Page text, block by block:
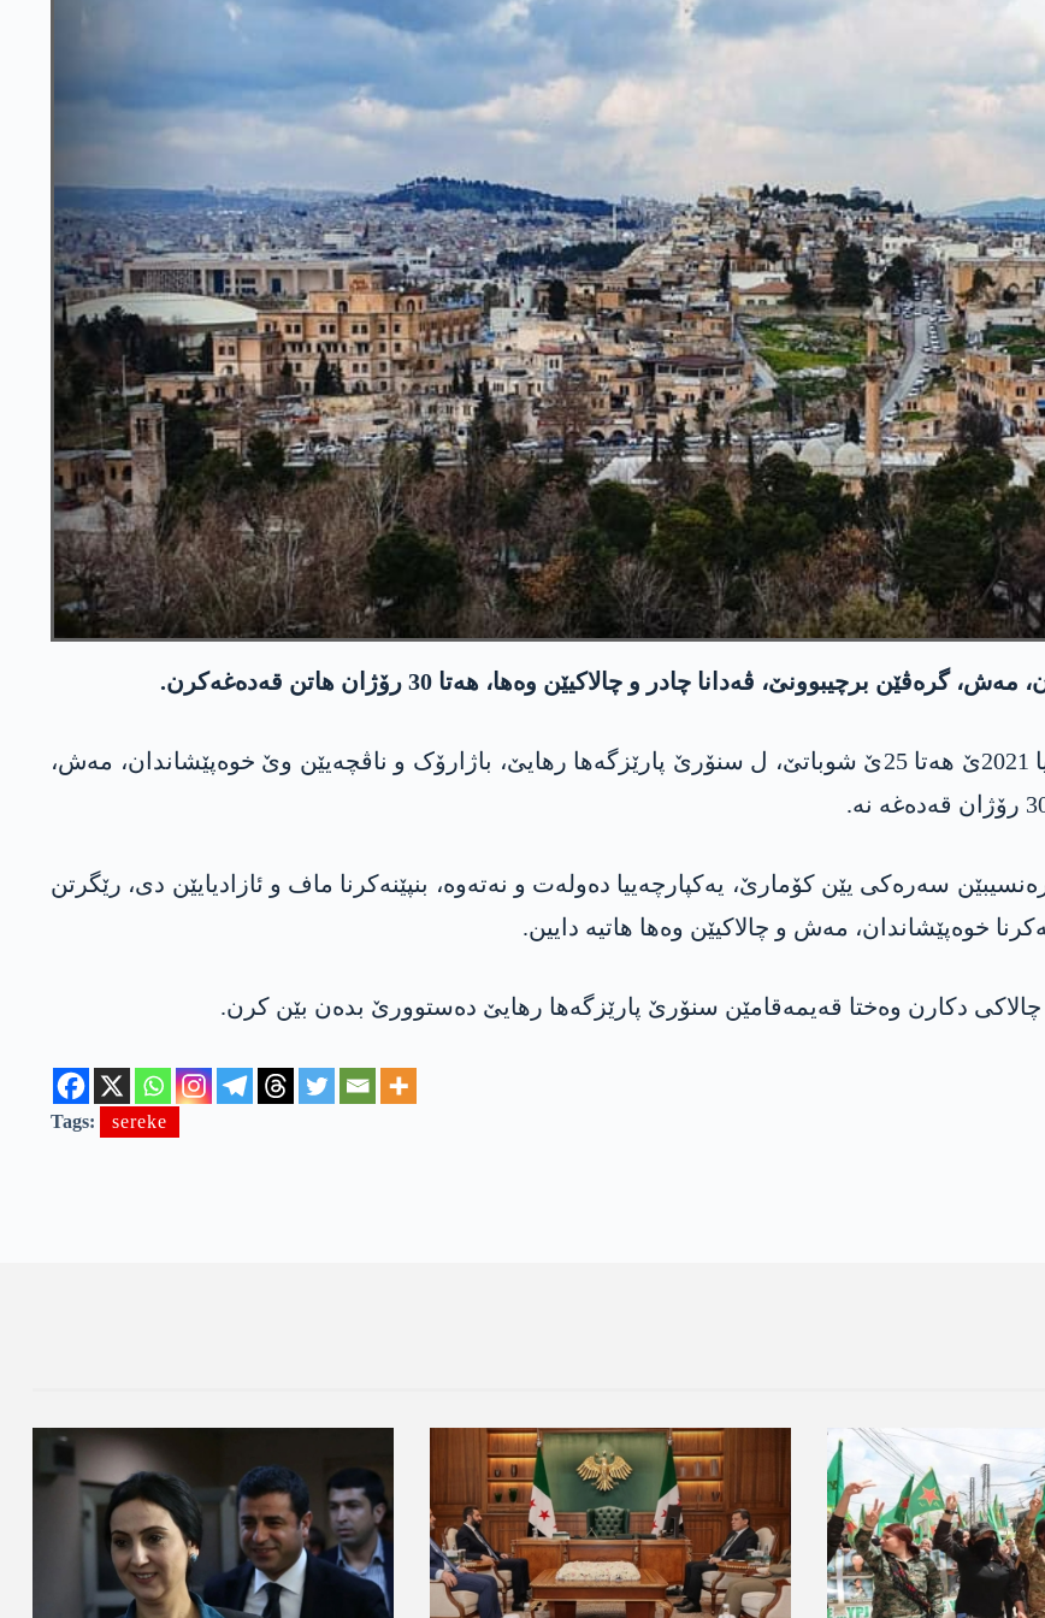
برچیبوونێ، ڤەدانا چادر و چالاکیێن وه‌ھا، ھەتا 30 رۆژان ھاتن قەدەغەکرن.
پارێزگارییا رھایێ ب داخویانیەکێ دیار کر، ژ 27ێ چلەیا 2021ێ ھەتا 25ێ شوباتێ، ل سنۆرێ پارێزگەھا رھایێ، باژارۆک و ناڤچەیێن وێ خوەپێشاندان، مەش،
سەرەکی یێن کۆمارێ، یەکپارچەییا دەولەت و نەتەوە، بنپێنەکرنا ماف و ئازادیایێن دی، رێگرتن
خوەپێشاندان، مەش و چالاکیێن وه‌ھا ھاتیە دایین.
چالاکی دکارن وەختا قەیمەقامێن سنۆرێ پارێزگەھا رھایێ دەستوورێ بده‌ن بێن کرن.
Tags: sereke